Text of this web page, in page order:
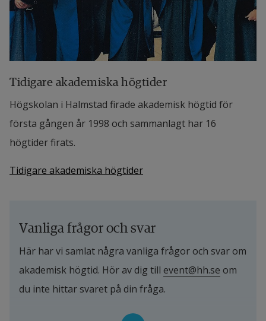
Tidigare akademiska högtider
Högskolan i Halmstad firade akademisk högtid för
första gången år 1998 och sammanlagt har 16
högtider firats.
Tidigare akademiska högtider
Vanliga frågor och svar
Här har vi samlat några vanliga frågor och svar om
akademisk högtid. Hör av dig till event@hh.se om
du inte hittar svaret på din fråga.